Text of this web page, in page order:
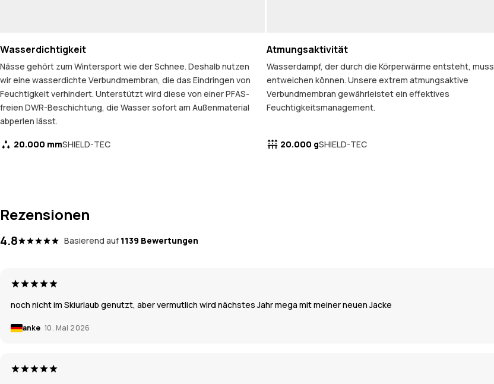
Wasserdichtigkeit
Nässe gehört zum Wintersport wie der Schnee. Deshalb nutzen
wir eine wasserdichte Verbundmembran, die das Eindringen von
Feuchtigkeit verhindert. Unterstützt wird diese von einer PFAS-
freien DWR-Beschichtung, die Wasser sofort am Außenmaterial
abperlen lässt.
20.000 mmSHIELD-TEC
Atmungsaktivität
Wasserdampf, der durch die Körperwärme entsteht, muss
entweichen können. Unsere extrem atmungsaktive
Verbundmembran gewährleistet ein effektives
Feuchtigkeitsmanagement.
20.000 gSHIELD-TEC
Rezensionen
4.8 Basierend auf 1139 Bewertungen
noch nicht im Skiurlaub genutzt, aber vermutlich wird nächstes Jahr mega mit meiner neuen Jacke
anke 10. Mai 2026